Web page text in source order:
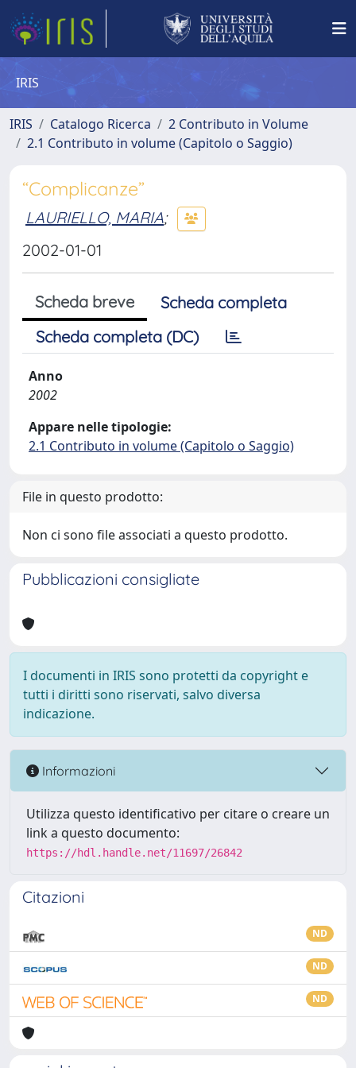
IRIS
IRIS Catalogo Ricerca
2 Contributo in Volume
2.1 Contributo in volume (Capitolo o Saggio)
“Complicanze”
LAURIELLO, MARIA;
2002-01-01
Scheda breve
Scheda completa
Scheda completa (DC)
Anno
2002
Appare nelle tipologie:
2.1 Contributo in volume (Capitolo o Saggio)
File in questo prodotto:
Non ci sono file associati a questo prodotto.
Pubblicazioni consigliate
I documenti in IRIS sono protetti da copyright e
tutti i diritti sono riservati, salvo diversa
indicazione.
Informazioni
Utilizza questo identificativo per citare o creare un
link a questo documento:
https://hdl.handle.net/11697/26842
Citazioni
ND
ND
ND